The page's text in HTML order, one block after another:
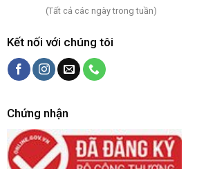
(Tất cả các ngày trong tuần)
Kết nối với chúng tôi
Chứng nhận